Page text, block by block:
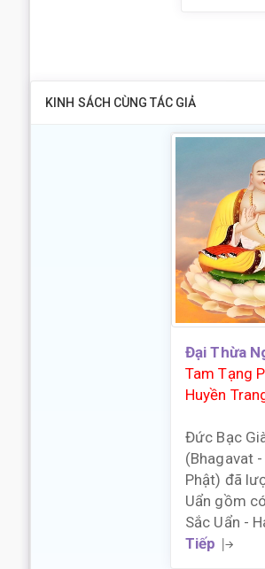
KINH SÁCH CÙNG TÁC GIẢ
Đại Thừa
Tam Tạng
Huyền
Đức Bạc
(Bhagavat
Phật) đã
Uẩn gồm
Sắc Uẩn -
Tiếp